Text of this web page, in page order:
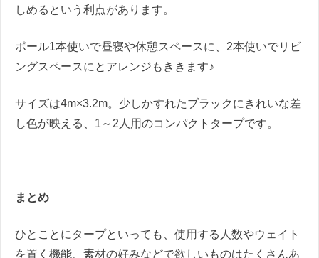
しめるという利点があります。
ポール1本使いで昼寝や休憩スペースに、2本使いでリビ
ングスペースにとアレンジもききます♪
サイズは4m×3.2m。少しかすれたブラックにきれいな差
し色が映える、1～2人用のコンパクトタープです。
まとめ
ひとことにタープといっても、使用する人数やウェイト
を置く機能、素材の好みなどで欲しいものはたくさんあ